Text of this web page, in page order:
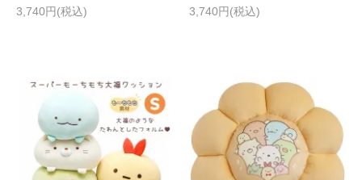
3,740円(税込) 3,740円(税込)